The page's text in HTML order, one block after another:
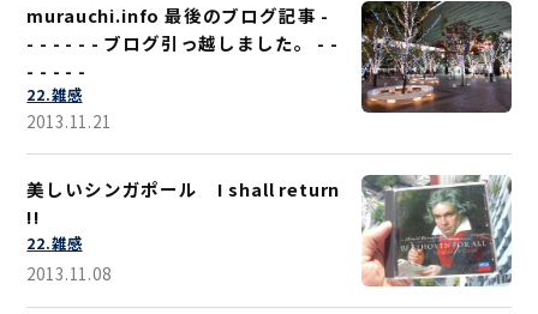
murauchi.info 最後のブログ記事 -
- - - - - - ブログ引っ越しました。 - -
- - - - -
22.雑感
2013.11.21
美しいシンガポール I shall return
!!
22.雑感
2013.11.08